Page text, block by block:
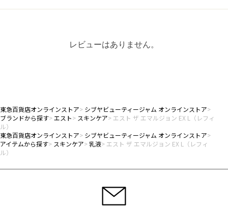
レビューはありません。
東急百貨店オンラインストア
シブヤビューティージャム オンラインストア
ブランドから探す エスト スキンケア
エスト ザ エマルジョン EX L（レフィ
ル）
東急百貨店オンラインストア
シブヤビューティージャム オンラインストア
アイテムから探す
スキンケア 乳液
エスト ザ エマルジョン EX L（レフィ
ル）